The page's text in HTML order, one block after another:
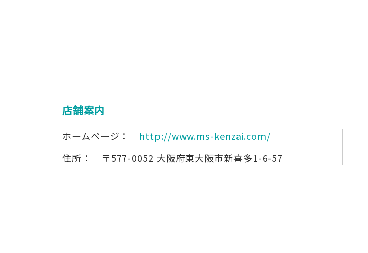
店舗案内
ホームページ：
http://www.ms-kenzai.com/
住所：
〒577-0052 大阪府東大阪市新喜多1-6-57